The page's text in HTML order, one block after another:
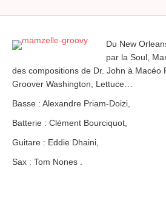
Du New
par la Soul,
des compositions de Dr. John à Macéo
Groover Washington, Lettuce…
Basse : Alexandre Priam-Doizi,
Batterie : Clément Bourciquot,
Guitare : Eddie Dhaini,
Sax : Tom Nones .